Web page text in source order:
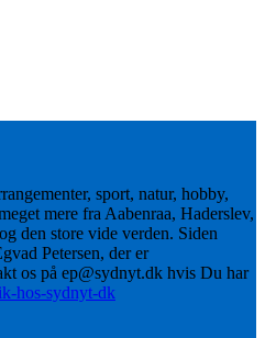
sport, natur, hobby,
mere fra Aabenraa, Haderslev,
den store vide verden. Siden
Petersen, der er
os på ep@sydnyt.dk hvis Du har
hos-sydnyt-dk